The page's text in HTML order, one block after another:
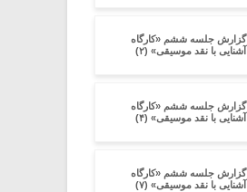
گزارش جلسه ششم «کارگاه
آشنایی با نقد موسیقی» (۲)
گزارش جلسه ششم «کارگاه
آشنایی با نقد موسیقی» (۴)
گزارش جلسه ششم «کارگاه
آشنایی با نقد موسیقی» (۷)